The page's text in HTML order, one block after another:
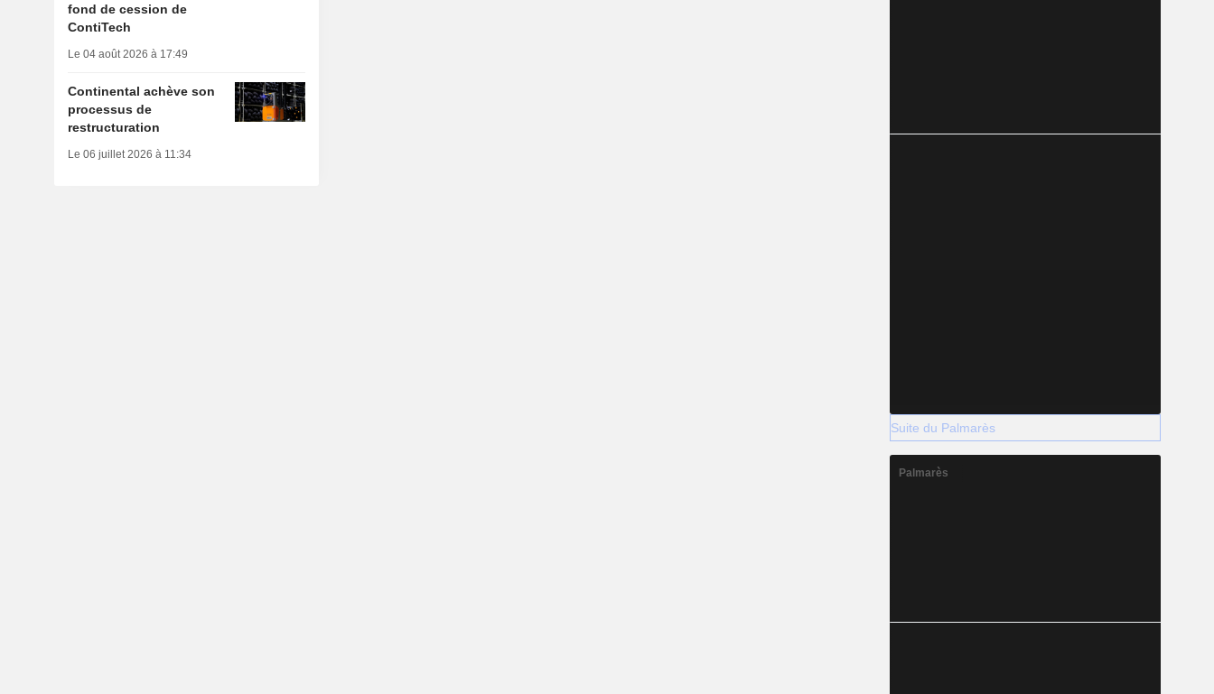
fond de cession de
ContiTech
Le 04 août 2026 à 17:49
Continental achève son
processus de
restructuration
Le 06 juillet 2026 à 11:34
Suite du Palmarès
Palmarès